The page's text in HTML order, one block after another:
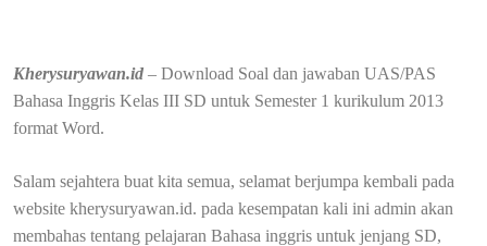
Kherysuryawan.id – Download Soal dan jawaban UAS/PAS
Bahasa Inggris Kelas III SD untuk Semester 1 kurikulum 2013
format Word.
Salam sejahtera buat kita semua, selamat berjumpa kembali pada
website kherysuryawan.id. pada kesempatan kali ini admin akan
membahas tentang pelajaran Bahasa inggris untuk jenjang SD,